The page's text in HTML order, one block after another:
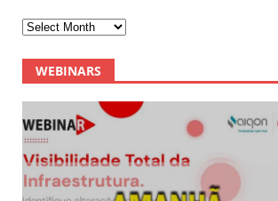
WEBINARS